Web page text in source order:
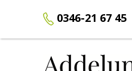
0346-21 67 45